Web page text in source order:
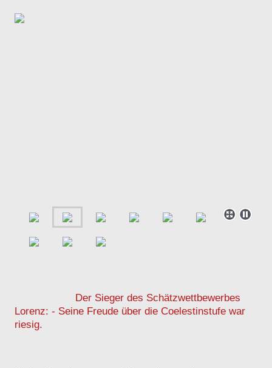
Der Sieger des Schätzwettbewerbes
Lorenz: - Seine Freude über die Coelestinstufe war
riesig.